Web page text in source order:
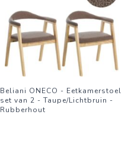
Beliani ONECO - Eetkamerstoel
set van 2 - Taupe/Lichtbruin -
Rubberhout